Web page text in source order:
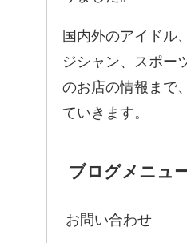
国内外のアイドル
ジシャン、スポー
のお店の情報まで
ていきます。
ブログメニュ
お問い合わせ